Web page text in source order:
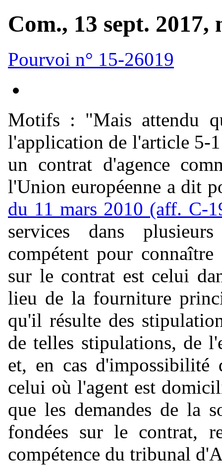
Com., 13 sept. 2017,
Pourvoi n° 15-26019
Motifs : "Mais attendu
l'application de l'article 5-
un contrat d'agence
l'Union européenne a dit
du 11 mars 2010 (aff. C-
services dans
compétent pour connaître
sur le contrat est celui
lieu de la fourniture
qu'il résulte des
de telles stipulations, de
et, en cas d'impossibilité
celui où l'agent est
que les demandes de la
fondées sur le contrat,
compétence du tribunal